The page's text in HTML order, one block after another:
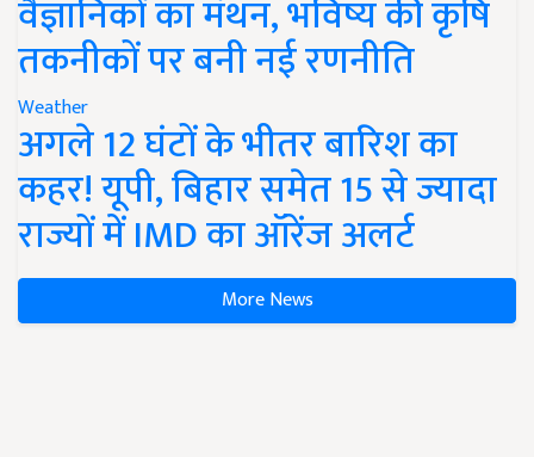
वैज्ञानिकों का मंथन, भविष्य की कृषि
तकनीकों पर बनी नई रणनीति
Weather
अगले 12 घंटों के भीतर बारिश का
कहर! यूपी, बिहार समेत 15 से ज्यादा
राज्यों में IMD का ऑरेंज अलर्ट
More News